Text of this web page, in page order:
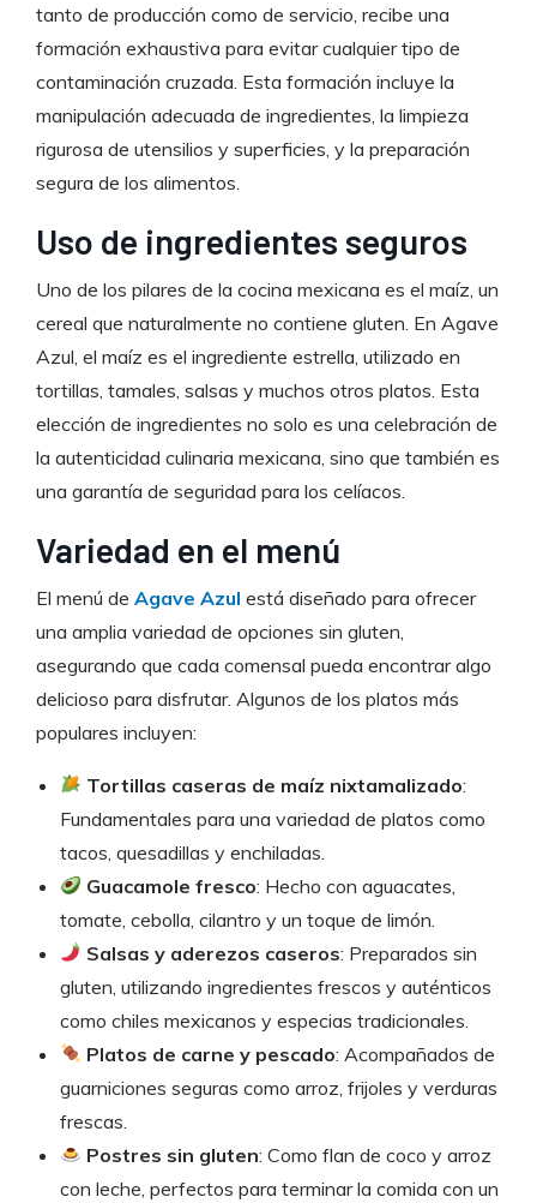
tanto de producción como de servicio, recibe una
formación exhaustiva para evitar cualquier tipo de
contaminación cruzada. Esta formación incluye la
manipulación adecuada de ingredientes, la limpieza
rigurosa de utensilios y superficies, y la preparación
segura de los alimentos.
Uso de ingredientes seguros
Uno de los pilares de la cocina mexicana es el maíz, un
cereal que naturalmente no contiene gluten. En Agave
Azul, el maíz es el ingrediente estrella, utilizado en
tortillas, tamales, salsas y muchos otros platos. Esta
elección de ingredientes no solo es una celebración de
la autenticidad culinaria mexicana, sino que también es
una garantía de seguridad para los celíacos.
Variedad en el menú
El menú de Agave Azul está diseñado para ofrecer
una amplia variedad de opciones sin gluten,
asegurando que cada comensal pueda encontrar algo
delicioso para disfrutar. Algunos de los platos más
populares incluyen:
Tortillas caseras de maíz nixtamalizado:
Fundamentales para una variedad de platos como
tacos, quesadillas y enchiladas.
Guacamole fresco: Hecho con aguacates,
tomate, cebolla, cilantro y un toque de limón.
Salsas y aderezos caseros: Preparados sin
gluten, utilizando ingredientes frescos y auténticos
como chiles mexicanos y especias tradicionales.
Platos de carne y pescado: Acompañados de
guarniciones seguras como arroz, frijoles y verduras
frescas.
Postres sin gluten: Como flan de coco y arroz
con leche, perfectos para terminar la comida con un